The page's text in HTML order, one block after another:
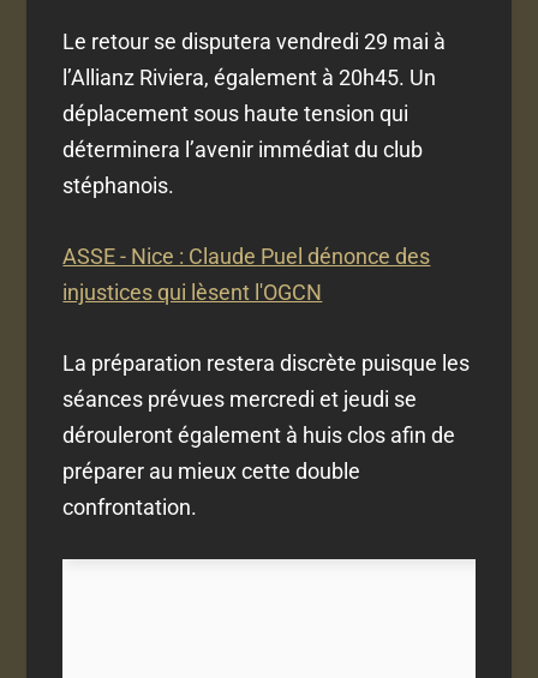
Le retour se disputera vendredi 29 mai à
l’Allianz Riviera, également à 20h45. Un
déplacement sous haute tension qui
déterminera l’avenir immédiat du club
stéphanois.
ASSE - Nice : Claude Puel dénonce des
injustices qui lèsent l'OGCN
La préparation restera discrète puisque les
séances prévues mercredi et jeudi se
dérouleront également à huis clos afin de
préparer au mieux cette double
confrontation.